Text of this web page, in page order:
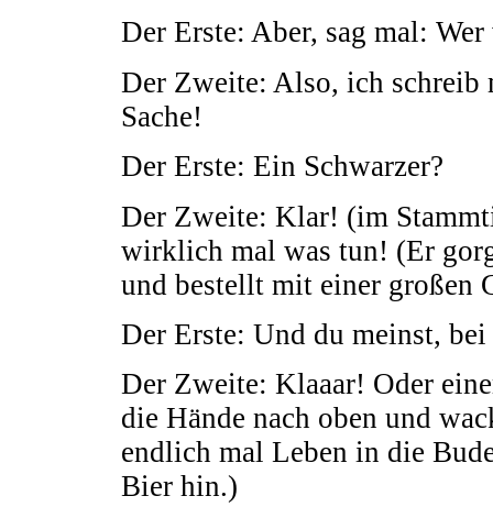
Der Erste: Aber, sag mal: Wer
Der Zweite: Also, ich schreib
Sache!
Der Erste: Ein Schwarzer?
Der Zweite: Klar! (im
wirklich mal was tun! (Er
und bestellt mit einer großen
Der Erste: Und du meinst,
Der Zweite: Klaaar! Oder
die Hände nach oben und
endlich mal Leben in die
Bier hin.)